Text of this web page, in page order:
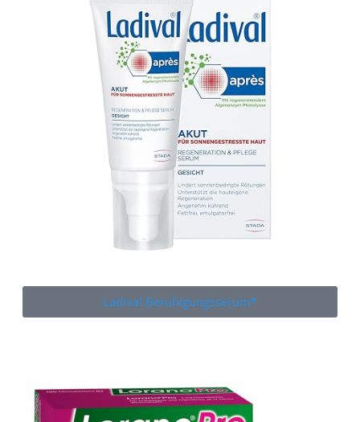
Ladival Beruhigungsserum*